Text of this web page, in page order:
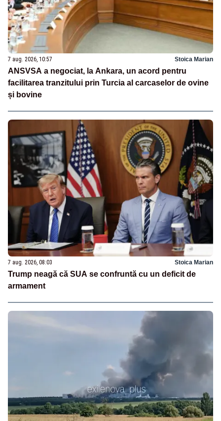
7 aug. 2026, 10:57 Stoica Marian
ANSVSA a negociat, la Ankara, un acord pentru
facilitarea tranzitului prin Turcia al carcaselor de ovine
și bovine
7 aug. 2026, 08:03 Stoica Marian
Trump neagă că SUA se confruntă cu un deficit de
armament